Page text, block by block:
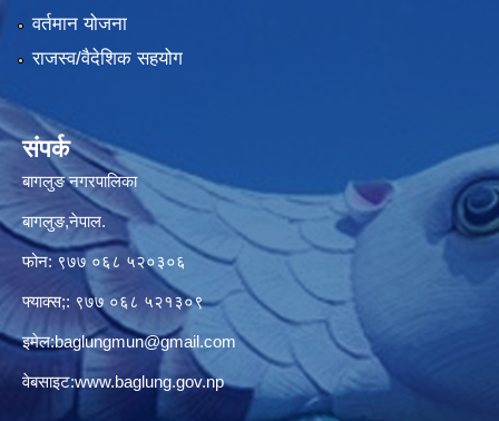
वर्तमान योजना
राजस्व/वैदेशिक सहयोग
संपर्क
बागलुङ नगरपालिका
बागलुङ,नेपाल.
फोन: ९७७ ०६८ ५२०३०६
फ्याक्स;: ९७७ ०६८ ५२१३०९
इमेल:baglungmun@gmail.com
वेबसाइट:www.baglung.gov.np